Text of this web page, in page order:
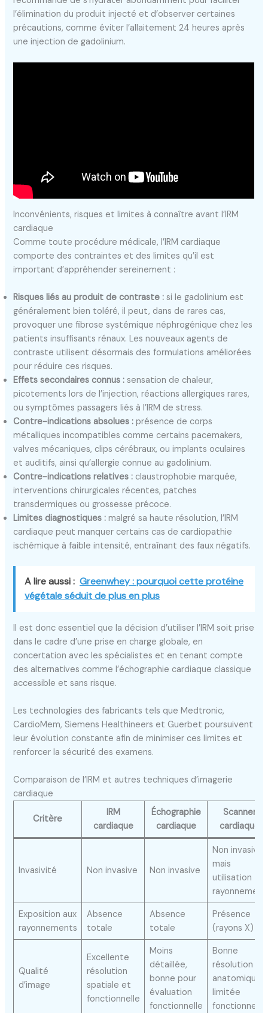
l’élimination du produit injecté et d’observer certaines
précautions, comme éviter l’allaitement 24 heures après
une injection de gadolinium.
Inconvénients, risques et limites à connaître avant l’IRM
cardiaque
Comme toute procédure médicale, l’IRM cardiaque
comporte des contraintes et des limites qu’il est
important d’appréhender sereinement :
Risques liés au produit de contraste : si le gadolinium est
généralement bien toléré, il peut, dans de rares cas,
provoquer une fibrose systémique néphrogénique chez les
patients insuffisants rénaux. Les nouveaux agents de
contraste utilisent désormais des formulations améliorées
pour réduire ces risques.
Effets secondaires connus : sensation de chaleur,
picotements lors de l’injection, réactions allergiques rares,
ou symptômes passagers liés à l’IRM de stress.
Contre-indications absolues : présence de corps
métalliques incompatibles comme certains pacemakers,
valves mécaniques, clips cérébraux, ou implants oculaires
et auditifs, ainsi qu’allergie connue au gadolinium.
Contre-indications relatives : claustrophobie marquée,
interventions chirurgicales récentes, patches
transdermiques ou grossesse précoce.
Limites diagnostiques : malgré sa haute résolution, l’IRM
cardiaque peut manquer certains cas de cardiopathie
ischémique à faible intensité, entraînant des faux négatifs.
A lire aussi : Greenwhey : pourquoi cette protéine
végétale séduit de plus en plus
Il est donc essentiel que la décision d’utiliser l’IRM soit prise
dans le cadre d’une prise en charge globale, en
concertation avec les spécialistes et en tenant compte
des alternatives comme l’échographie cardiaque classique
accessible et sans risque.
Les technologies des fabricants tels que Medtronic,
CardioMem, Siemens Healthineers et Guerbet poursuivent
leur évolution constante afin de minimiser ces limites et
renforcer la sécurité des examens.
Comparaison de l’IRM et autres techniques d’imagerie
cardiaque
Critère
IRM
cardiaque
Échographie
cardiaque
Scanner
cardiaque
Invasivité Non invasive Non invasive
Non invasive
mais
utilisation
rayonnement
Exposition aux
rayonnements
Absence
totale
Absence
totale
Présence
(rayons X)
Qualité
d’image
Excellente
résolution
spatiale et
fonctionnelle
Moins
détaillée,
bonne pour
évaluation
fonctionnelle
Bonne
résolution
anatomique,
limitée
fonctionnelle